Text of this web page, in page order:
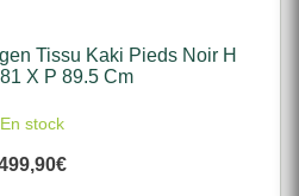
Tissu Kaki Pieds Noir H
X P 89.5 Cm
En stock
€